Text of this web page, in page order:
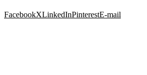
FacebookXLinkedInPinterestE-mail